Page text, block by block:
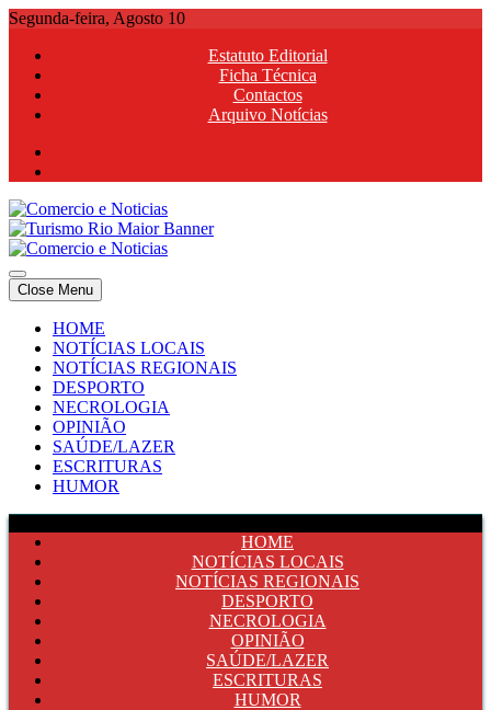
Skip
content
Segunda-feira, Agosto 10
Estatuto Editorial
Ficha Técnica
Contactos
Arquivo Notícias
Comercio e Noticias
Notícias e Publicidade Online
Comercio e Noticias
Notícias e Publicidade Online
Close Menu
HOME
NOTÍCIAS LOCAIS
NOTÍCIAS REGIONAIS
DESPORTO
NECROLOGIA
OPINIÃO
SAÚDE/LAZER
ESCRITURAS
HUMOR
HOME
NOTÍCIAS LOCAIS
NOTÍCIAS REGIONAIS
DESPORTO
NECROLOGIA
OPINIÃO
SAÚDE/LAZER
ESCRITURAS
HUMOR